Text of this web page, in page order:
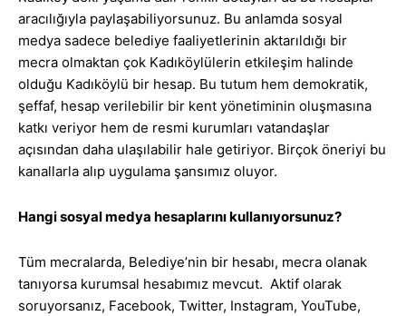
aracılığıyla paylaşabiliyorsunuz. Bu anlamda sosyal
medya sadece belediye faaliyetlerinin aktarıldığı bir
mecra olmaktan çok Kadıköylülerin etkileşim halinde
olduğu Kadıköylü bir hesap. Bu tutum hem demokratik,
şeffaf, hesap verilebilir bir kent yönetiminin oluşmasına
katkı veriyor hem de resmi kurumları vatandaşlar
açısından daha ulaşılabilir hale getiriyor. Birçok öneriyi bu
kanallarla alıp uygulama şansımız oluyor.
Hangi sosyal medya hesaplarını kullanıyorsunuz?
Tüm mecralarda, Belediye’nin bir hesabı, mecra olanak
tanıyorsa kurumsal hesabımız mevcut. Aktif olarak
soruyorsanız, Facebook, Twitter, Instagram, YouTube,